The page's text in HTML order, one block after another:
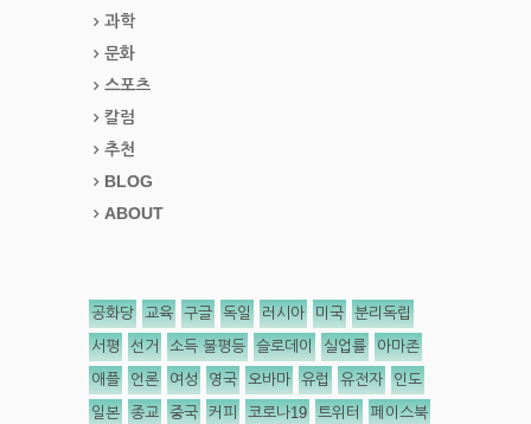
과학
문화
스포츠
칼럼
추천
BLOG
ABOUT
공화당 교육 구글 독일 러시아 미국 분리독립
서평 선거 소득 불평등 슬로데이 실업률 아마존
애플 언론 여성 영국 오바마 유럽 유전자 인도
일본 종교 중국 커피 코로나19 트위터 페이스북